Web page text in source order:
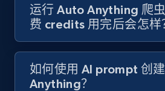
URL, Title, Youtuber, Youtuber
Video length, Likes, Views, and
8K+ 713+
运行 Auto Anything 爬
费 credits 用完后会怎样
如何使用 AI prompt 创
Anything？